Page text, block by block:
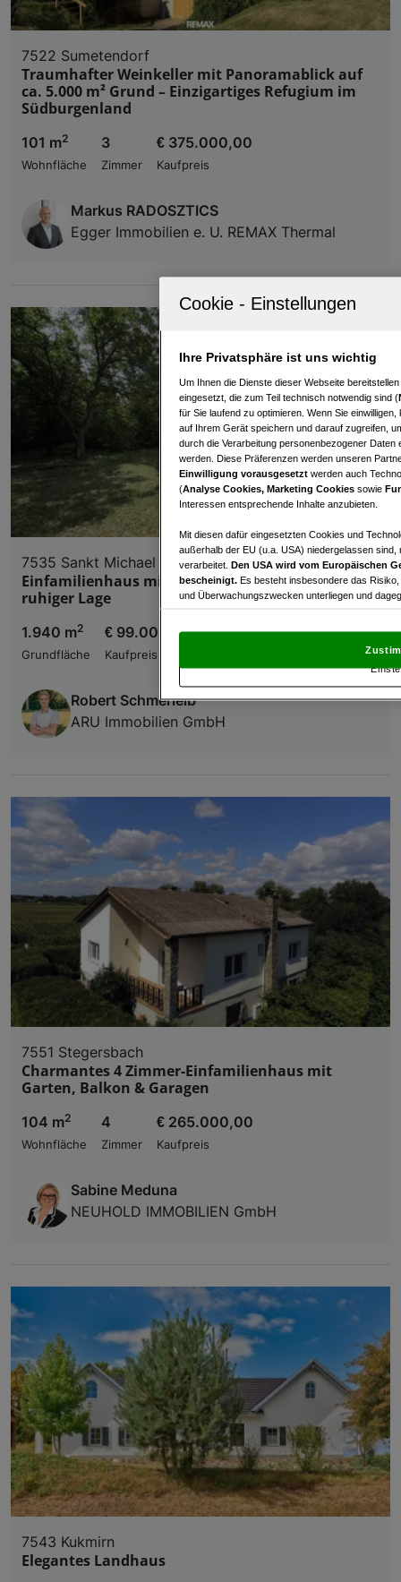
7522 Sumetendorf
Traumhafter Weinkeller mit Panoramablick auf
ca. 5.000 m² Grund – Einzigartiges Refugium im
Südburgenland
101 m2
Wohnfläche
3
Zimmer
€ 375.000,00
Kaufpreis
Markus RADOSZTICS
Egger Immobilien e. U. REMAX Thermal
7535 Sankt Michael im Burgenland
Einfamilienhaus mit großem Grundstück in
ruhiger Lage
1.940 m2
Grundfläche
€ 99.000,00
Kaufpreis
Robert Schmerleib
ARU Immobilien GmbH
7551 Stegersbach
Charmantes 4 Zimmer-Einfamilienhaus mit
Garten, Balkon & Garagen
104 m2
Wohnfläche
4
Zimmer
€ 265.000,00
Kaufpreis
Sabine Meduna
NEUHOLD IMMOBILIEN GmbH
7543 Kukmirn
Elegantes Landhaus
Ihre Privatsphäre ist uns wichtig
Um Ihnen die Dienste dieser Webseite
eingesetzt, die zum Teil technisch notwendig sind (
für Sie laufend zu optimieren. Wenn Sie
auf Ihrem Gerät speichern und darauf zugreifen,
durch die Verarbeitung personenbezogener
werden. Diese Präferenzen werden unseren
Einwilligung vorausgesetzt werden auch
(Analyse Cookies, Marketing Cookies sowie
Interessen entsprechende Inhalte anzubieten.
Mit diesen dafür eingesetzten Cookies und
außerhalb der EU (u.a. USA) niedergelassen
verarbeitet. Den USA wird vom Europäischen
bescheinigt. Es besteht insbesondere das
und Überwachungszwecken unterliegen und
und Widerspruch gegen die Verarbeitung auf der
„Cookie Einstellungen“, die sich auf jeder Seite
Wir und unsere Partner
Liste der Partner (Lieferanten)